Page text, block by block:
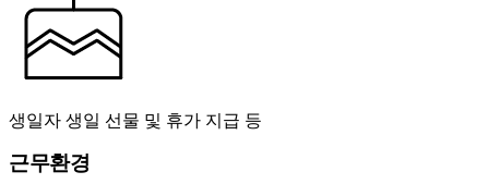
생일자 생일 선물 및 휴가 지급 등
근무환경